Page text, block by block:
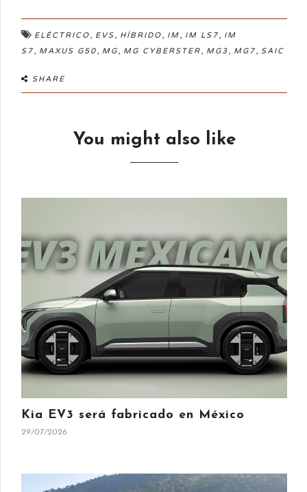
ELÉCTRICO, EVS, HÍBRIDO, IM, IM LS7, IM
S7, MAXUS G50, MG, MG CYBERSTER, MG3, MG7, SAIC
SHARE
You might also like
Kia EV3 será fabricado en México
29/07/2026